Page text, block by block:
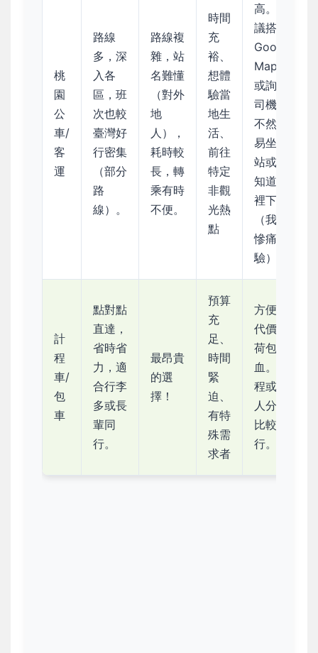
桃
園
公
車/
客
運
路線
多，深
入各
區，班
次也較
臺灣好
行密集
（部分
路
線）。
路線複
雜，站
名難懂
（對外
地
人），
耗時較
長，轉
乘有時
不便。
時間
充
裕、
想體
驗當
地生
活、
前往
特定
非觀
光熱
點
高。 建
議搭配
Google
Maps
或詢問
司機，
不然容
易坐過
站或不
知道哪
裡下。
（我有
慘痛經
驗）
計
程
車/
包
車
點對點
直達，
省時省
力，適
合行李
多或長
輩同
行。
最昂貴
的選
擇！
預算
充
足、
時間
緊
迫、
有特
殊需
求者
方便的
代價是
荷包失
血。 短
程或多
人分攤
比較可
行。